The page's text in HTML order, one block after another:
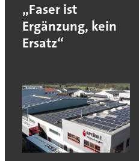
„Faser ist
Ergänzung, kein
Ersatz“